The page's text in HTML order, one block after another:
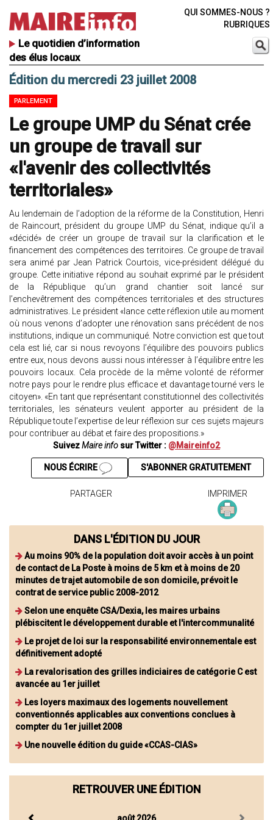
Le quotidien d’information
des élus locaux
QUI SOMMES-NOUS ?
RUBRIQUES
Édition du mercredi 23 juillet 2008
PARLEMENT
Le groupe UMP du Sénat crée
un groupe de travail sur
«l'avenir des collectivités
territoriales»
Au lendemain de l’adoption de la réforme de la Constitution, Henri
de Raincourt, président du groupe UMP du Sénat, indique qu’il a
«décidé» de créer un groupe de travail sur la clarification et le
financement des compétences des territoires. Ce groupe de travail
sera animé par Jean Patrick Courtois, vice-président délégué du
groupe. Cette initiative répond au souhait exprimé par le président
de la République qu’un grand chantier soit lancé sur
l’enchevêtrement des compétences territoriales et des structures
administratives. Le président «lance cette réflexion utile au moment
où nous venons d’adopter une rénovation sans précédent de nos
institutions, indique un communiqué. Notre conviction est que tout
cela est lié, car si nous revoyons l’équilibre des pouvoirs publics
entre eux, nous devons aussi nous intéresser à l’équilibre entre les
pouvoirs locaux. Cela procède de la même volonté de réformer
notre pays pour le rendre plus efficace et davantage tourné vers le
citoyen». «En tant que représentant constitutionnel des collectivités
territoriales, les sénateurs veulent apporter au président de la
République toute l’expertise de leur réflexion sur ces sujets majeurs
pour contribuer au débat et faire des propositions.»
SuivezMaire info sur Twitter : @Maireinfo2
S'ABONNER GRATUITEMENT
NOUS ÉCRIRE
PARTAGER IMPRIMER
DANS L'ÉDITION DU JOUR
Au moins 90% de la population doit avoir accès à un point
de contact de La Poste à moins de 5 km et à moins de 20
minutes de trajet automobile de son domicile, prévoit le
contrat de service public 2008-2012
Selon une enquête CSA/Dexia, les maires urbains
plébiscitent le développement durable et l'intercommunalité
Le projet de loi sur la responsabilité environnementale est
définitivement adopté
La revalorisation des grilles indiciaires de catégorie C est
avancée au 1er juillet
Les loyers maximaux des logements nouvellement
conventionnés applicables aux conventions conclues à
compter du 1er juillet 2008
Une nouvelle édition du guide «CCAS-CIAS»
RETROUVER UNE ÉDITION
août 2026